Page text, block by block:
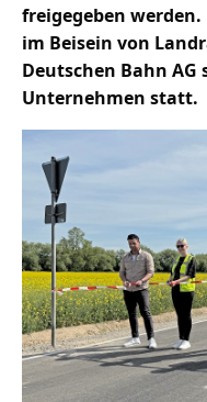
freigegeben
im Beisein von
Deutschen Bahn
Unternehmen statt.